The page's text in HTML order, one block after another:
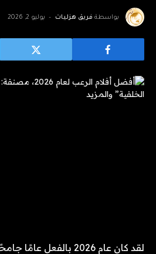
بواسطة فريق هزليات يوليو 2, 2026
لقد كان عام 2026 بالفعل